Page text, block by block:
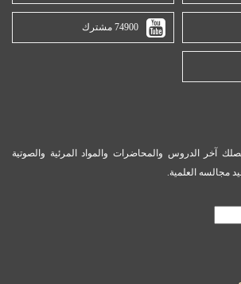
74900 مشترك
آخر الدروس والمحاضرات والمواد المرئية والصوتية
مجالسه العلمية.